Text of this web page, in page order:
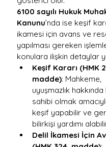
6100 sayılı Hukuk
Kanunu’nda ise keşif
ikamesi için avans ve
yapılması gereken
konulara ilişkin detaylar
Keşif Kararı (HMK
madde): Mahkeme,
uyuşmazlık
sahibi olmak
keşif yapabilir ve
bilirkişi yardımı
Delil İkamesi İçin